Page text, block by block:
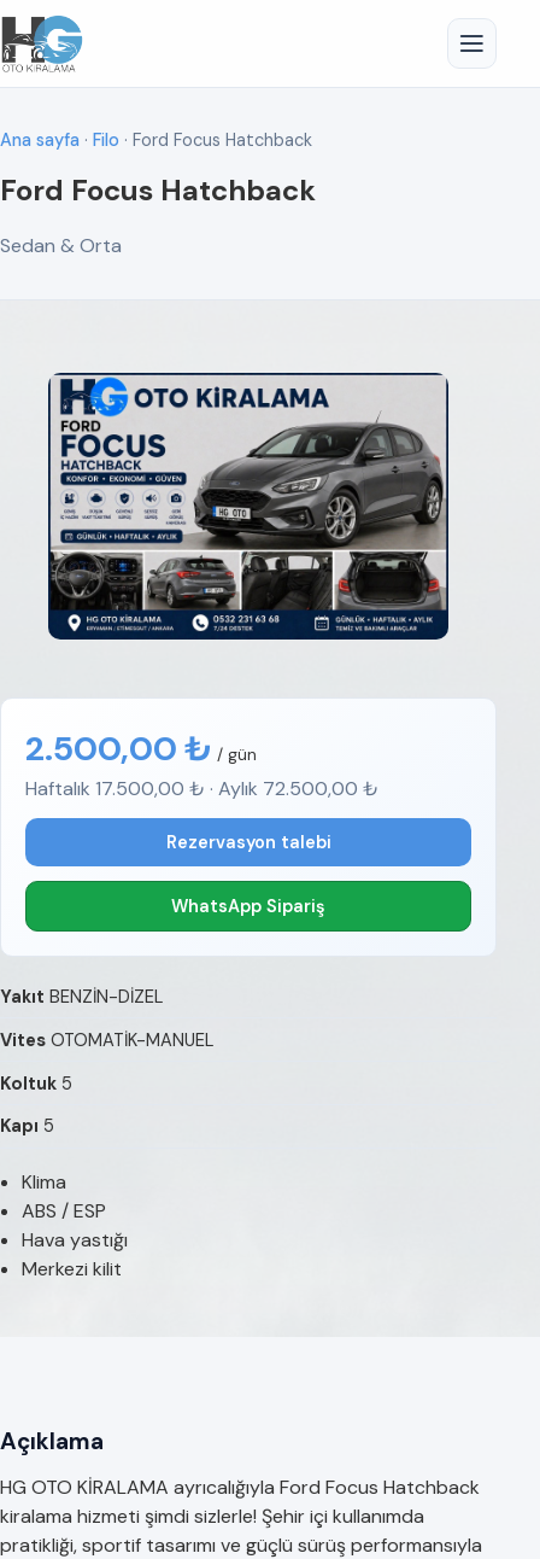
Ana sayfa · Filo · Ford Focus Hatchback
Ford Focus Hatchback
Sedan & Orta
2.500,00 ₺ / gün
Haftalık 17.500,00 ₺ · Aylık 72.500,00 ₺
Rezervasyon talebi
WhatsApp Sipariş
Yakıt BENZİN-DİZEL
Vites OTOMATİK-MANUEL
Koltuk 5
Kapı 5
Klima
ABS / ESP
Hava yastığı
Merkezi kilit
Açıklama
HG OTO KİRALAMA ayrıcalığıyla Ford Focus Hatchback
kiralama hizmeti şimdi sizlerle! Şehir içi kullanımda
pratikliği, sportif tasarımı ve güçlü sürüş performansıyla